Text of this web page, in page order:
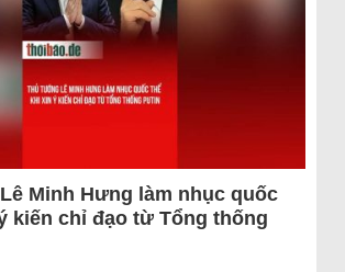
Minh Hưng làm nhục quốc
kiến chỉ đạo từ Tổng thống